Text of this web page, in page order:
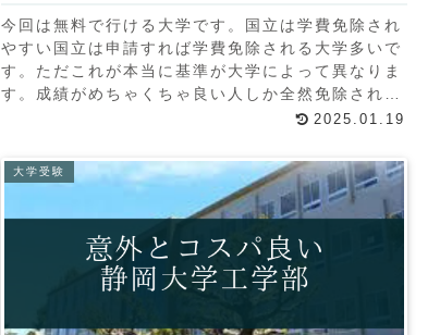
今回は無料で行ける大学です。国立は学費免除され
やすい国立は申請すれば学費免除される大学多いで
す。ただこれが本当に基準が大学によって異なりま
す。成績がめちゃくちゃ良い人しか全然免除されな
い大学もあるし、親の所得が少なかったら簡単に免
2025.01.19
大学受験